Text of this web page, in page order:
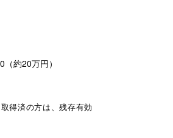
約20万円）
得済の方は、残存有効